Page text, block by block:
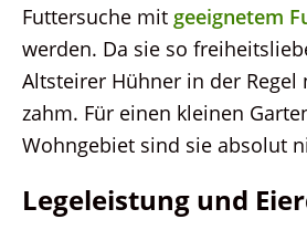
Futtersuche mit geeignetem
werden. Da sie so
Altsteirer Hühner in der Regel
zahm. Für einen kleinen
Wohngebiet sind sie absolut
Legeleistung und